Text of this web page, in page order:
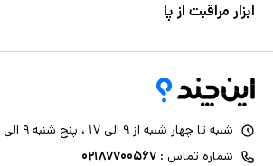
ابزار مراقبت از پا
شنبه تا چهار شنبه از ۹ الی ۱۷ ، پنج شنبه ۹ الی ۱۳
شماره تماس : ۰۲۱۸۷۷۰۰۵۶۷